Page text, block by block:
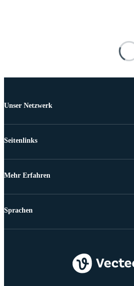
Unser Netzwerk
Seitenlinks
Mehr Erfahren
Sprachen